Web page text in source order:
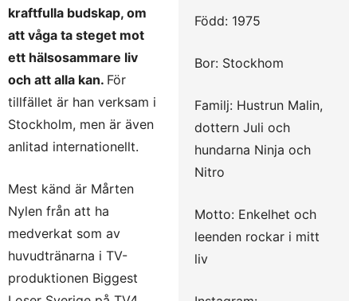
Född: 1975
Bor: Stockhom
Familj: Hustrun Malin,
dottern Juli och
hundarna Ninja och
Nitro
Motto: Enkelhet och
leenden rockar i mitt
liv
kraftfulla budskap, om
att våga ta steget mot
ett hälsosammare liv
och att alla kan. För
tillfället är han verksam i
Stockholm, men är även
anlitad internationellt.
Mest känd är Mårten
Nylen från att ha
medverkat som av
huvudtränarna i TV-
produktionen Biggest